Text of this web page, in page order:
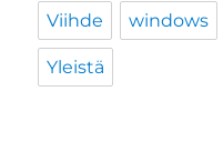
Viihde windows
Yleistä